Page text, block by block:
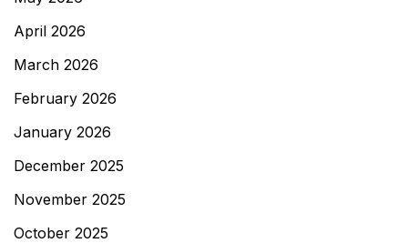
April 2026
March 2026
February 2026
January 2026
December 2025
November 2025
October 2025